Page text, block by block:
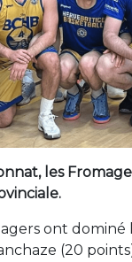
les
ont
(20